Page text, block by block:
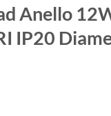
Anello
IP20